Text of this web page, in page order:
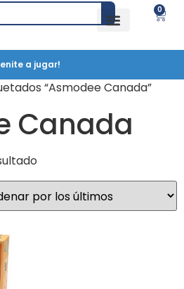
0
a jugar!
“Asmodee Canada”
Canada